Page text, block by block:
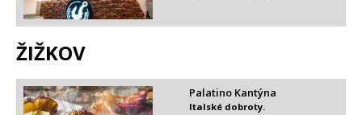
ŽIŽKOV
Palatino Kantýna
Italské dobroty.